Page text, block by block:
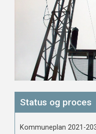
Status og proces
Kommuneplan 2021-